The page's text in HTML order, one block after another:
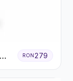
RON 279